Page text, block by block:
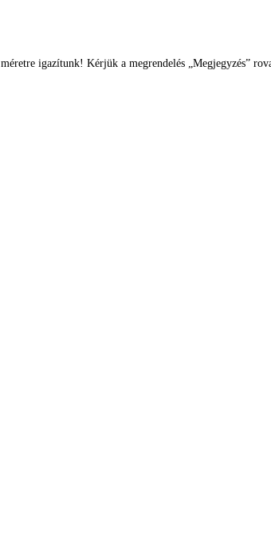
méretre igazítunk! Kérjük a megrendelés „Megjegyzés”